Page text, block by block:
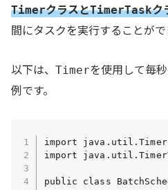
TimerクラスとTimerTaskク
間にタスクを実行することがで
以下は、 Timerを使用して毎
例です。
import
import
public class